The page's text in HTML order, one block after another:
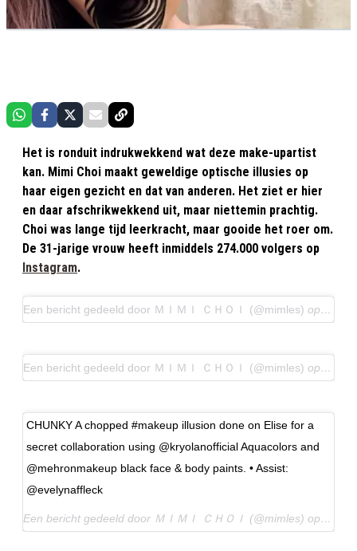
Het is ronduit indrukwekkend wat deze make-upartist
kan. Mimi Choi maakt geweldige optische illusies op
haar eigen gezicht en dat van anderen. Het ziet er hier
en daar afschrikwekkend uit, maar niettemin prachtig.
Choi was lange tijd leerkracht, maar gooide het roer om.
De 31-jarige vrouw heeft inmiddels 274.000 volgers op
Instagram.
Een bericht gedeeld door ＭＩＭＩ ＣＨＯＩ (@mimles) op 4 Dec
Een bericht gedeeld door ＭＩＭＩ ＣＨＯＩ (@mimles) op 23
CHUNKY A chopped #makeup illusion done on Elise for a
secret collaboration using @kryolanofficial Aquacolors and
@mehronmakeup black face & body paints. • Assist:
@evelynaffleck
Een bericht gedeeld door ＭＩＭＩ ＣＨＯＩ (@mimles) op30